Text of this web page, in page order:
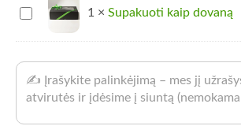
Supakuoti
1 × Supakuoti kaip dovaną